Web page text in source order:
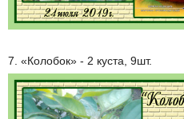
7. «Колобок» - 2 куста, 9шт.